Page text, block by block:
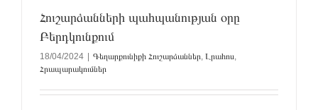
Հուշարձանների պահպանության օրը
Բերդկունքում
18/04/2024 Գեղարքունիքի Հուշարձաններ, Լրահոս,
Հրապարակումներ